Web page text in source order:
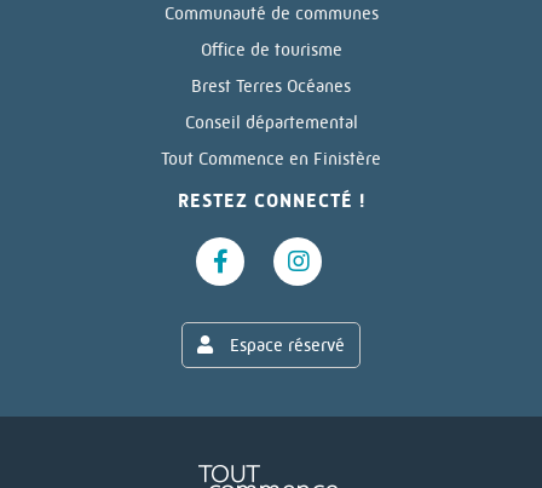
Communauté de communes
Office de tourisme
Brest Terres Océanes
Conseil départemental
Tout Commence en Finistère
RESTEZ CONNECTÉ !
Espace réservé